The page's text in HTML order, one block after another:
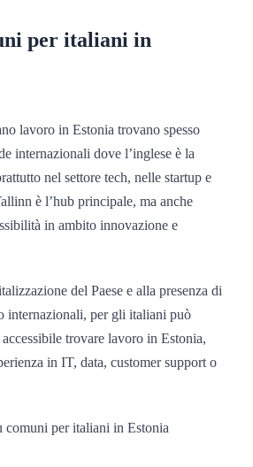
per italiani in
lavoro in Estonia trovano spesso
internazionali dove l’inglese è la
nel settore tech, nelle startup e
è l’hub principale, ma anche
in ambito innovazione e
del Paese e alla presenza di
internazionali, per gli italiani può
accessibile trovare lavoro in Estonia,
in IT, data, customer support o
per italiani in Estonia